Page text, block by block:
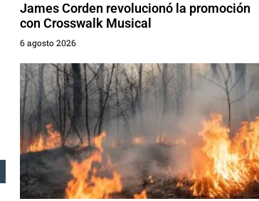
James Corden revolucionó la promoción
con Crosswalk Musical
6 agosto 2026